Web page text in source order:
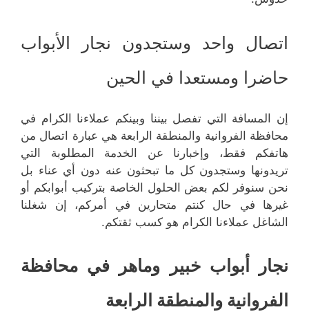
اتصال واحد وستجدون نجار الأبواب
حاضرا ومستعدا في الحين
إن المسافة التي تفصل بيننا وبينكم عملاءنا الكرام في
محافظة الفروانية والمنطقة الرابعة هي عبارة اتصال من
هاتفكم فقط، وإخبارنا عن الخدمة المطلوبة التي
تريدونها وستجدون كل ما تبحثون عنه دون أي عناء بل
نحن سنوفر لكم بعض الحلول الخاصة بتركيب أبوابكم أو
غيرها في حال كنتم متحارين في أمركم، إن شغلنا
الشاغل عملاءنا الكرام هو كسب ثقتكم.
نجار أبواب خبير وماهر في محافظة
الفروانية والمنطقة الرابعة